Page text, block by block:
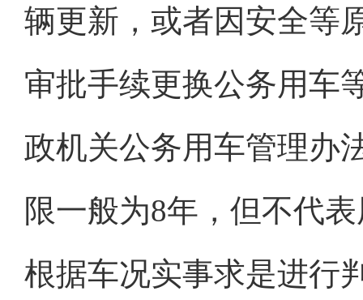
辆更新，或者因安全等
审批手续更换公务用车
政机关公务用车管理办
限一般为8年，但不代
根据车况实事求是进行